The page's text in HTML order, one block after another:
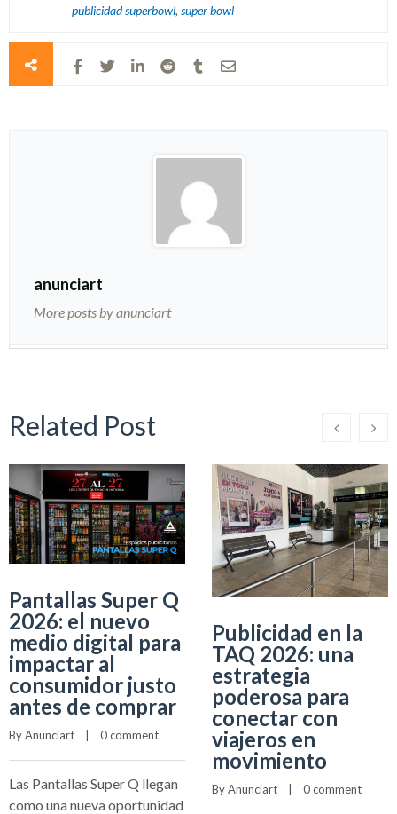
publicidad superbowl, super bowl
anunciart
More posts by anunciart
Related Post
Pantallas Super Q
2026: el nuevo
medio digital para
impactar al
consumidor justo
antes de comprar
By Anunciart 0 comment
Las Pantallas Super Q llegan
como una nueva oportunidad
Publicidad en la
TAQ 2026: una
estrategia
poderosa para
conectar con
viajeros en
movimiento
By Anunciart 0 comment